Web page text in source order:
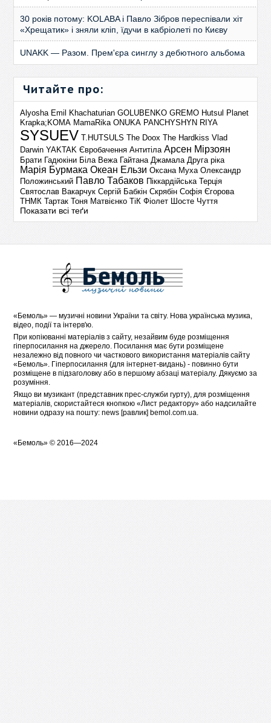
30 років потому: KOLABA і Павло Зібров переспівали хіт
«Хрещатик» і зняли кліп, їдучи в кабріолеті по Києву
UNAKK — Разом. Прем'єра синглу з дебютного альбома
Читайте про:
Alyosha Emil Khachaturian GOLUBENKO GREMO Hutsul Planet
Krapka;KOMA MamaRika ONUKA PANCHYSHYN RIYA
SYSUEV T.HUTSULS The Doox The Hardkiss Vlad
Darwin YAKTAK Євробачення Антитіла Арсен Мірзоян
Брати Гадюкіни Біла Вежа Гайтана Джамала Друга ріка
Марія Бурмака Океан Ельзи Оксана Муха Олександр
Положинський Павло Табаков Піккардійська Терція
Святослав Вакарчук Сергій Бабкін Скрябін Софія Єгорова
ТНМК Тартак Тоня Матвієнко ТіК Фіолет Шосте Чуття
Показати всі теґи
« Бемоль» — музичні новини України та світу. Нова українська музика,
відео, події та інтерв'ю.
При копіюванні матеріалів з сайту, незайвим буде розміщення
гіперпосилання на джерело. Посилання має бути розміщене
незалежно від повного чи часткового використання матеріалів сайту
«Бемоль». Гіперпосилання (для інтернет-видань) - повинно бути
розміщене в підзаголовку або в першому абзаці матеріалу. Дякуємо за
розуміння.
Якщо ви музикант (представник прес-служби гурту), для розміщення
матеріалів, скористайтеся кнопкою «Лист редактору» або надсилайте
новини одразу на пошту: news [равлик] bemol.com.ua.
« Бемоль» © 2016—2024